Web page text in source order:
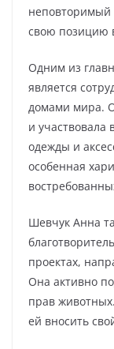
неповторимый
свою позицию
Одним из
является
домами мира.
и участвовала
одежды и
особенная
Шевчук Анна
проектах,
Она активно
прав
ей вносить